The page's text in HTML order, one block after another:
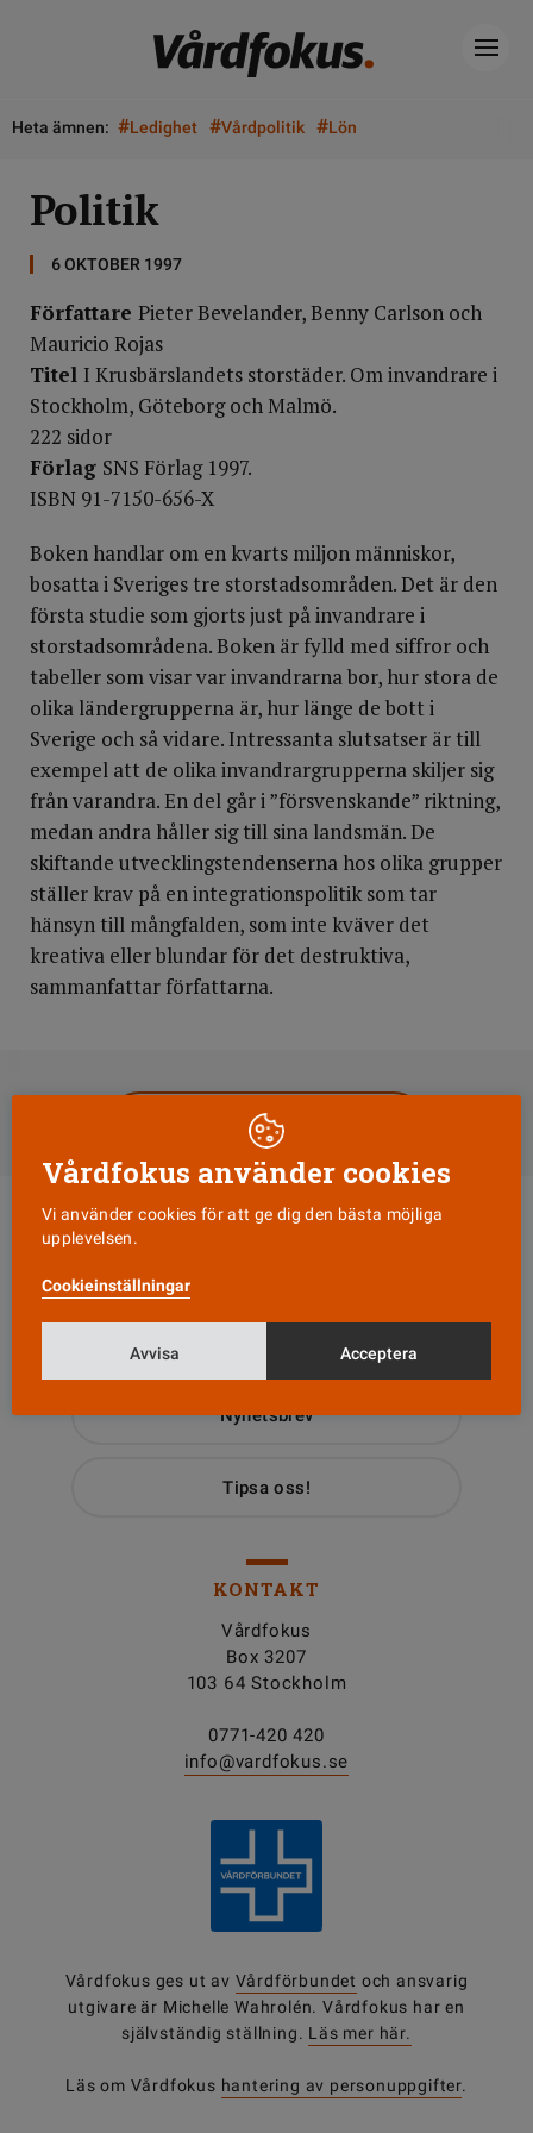
Heta ämnen: #Ledighet #Vårdpolitik #Lön
Politik
6 OKTOBER 1997
Författare Pieter Bevelander, Benny Carlson och
Mauricio Rojas
Titel I Krusbärslandets storstäder. Om invandrare i
Stockholm, Göteborg och Malmö.
222 sidor
Förlag SNS Förlag 1997.
ISBN 91-7150-656-X
Boken handlar om en kvarts miljon människor,
bosatta i Sveriges tre storstadsområden. Det är den
första studie som gjorts just på invandrare i
storstadsområdena. Boken är fylld med siffror och
tabeller som visar var invandrarna bor, hur stora de
olika ländergrupperna är, hur länge de bott i
Sverige och så vidare. Intressanta slutsatser är till
exempel att de olika invandrargrupperna skiljer sig
från varandra. En del går i ”försvenskande” riktning,
medan andra håller sig till sina landsmän. De
skiftande utvecklingstendenserna hos olika grupper
ställer krav på en integrationspolitik som tar
hänsyn till mångfalden, som inte kväver det
kreativa eller blundar för det destruktiva,
sammanfattar författarna.
Till Vårdfokus startsida
Läs senaste numret
Nyhetsbrev
Tipsa oss!
KONTAKT
Vårdfokus
Box 3207
103 64 Stockholm
0771-420 420
info@vardfokus.se
Vårdfokus ges ut av Vårdförbundet och ansvarig
utgivare är Michelle Wahrolén. Vårdfokus har en
självständig ställning. Läs mer här.
Läs om Vårdfokus hantering av personuppgifter.
Vårdfokus använder cookies
Vi använder cookies för att ge dig den bästa möjliga
upplevelsen.
Cookieinställningar
Avvisa Acceptera